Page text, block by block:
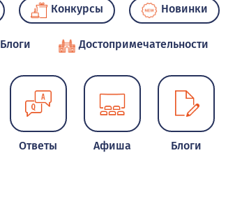
Конкурсы Новинки
Блоги Достопримечательности
Ответы Афиша Блоги